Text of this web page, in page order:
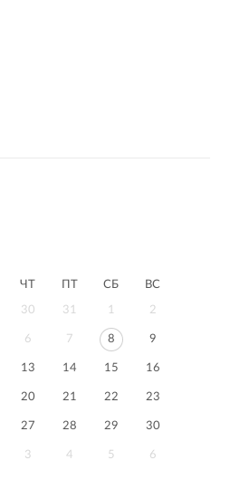
ЧТ ПТ СБ ВС
30 31 1 2
6 7 8 9
13 14 15 16
20 21 22 23
27 28 29 30
3 4 5 6